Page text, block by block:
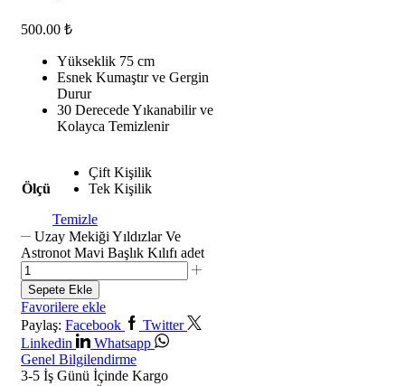
500.00 ₺
Yükseklik 75 cm
Esnek Kumaştır ve Gergin
Durur
30 Derecede Yıkanabilir ve
Kolayca Temizlenir
Ölçü
Çift Kişilik
Tek Kişilik
Temizle
Uzay Mekiği Yıldızlar Ve
Astronot Mavi Başlık Kılıfı adet
Sepete Ekle
Favorilere ekle
Paylaş: Facebook
Twitter
Linkedin
Whatsapp
Genel Bilgilendirme
3-5 İş Günü İçinde Kargo